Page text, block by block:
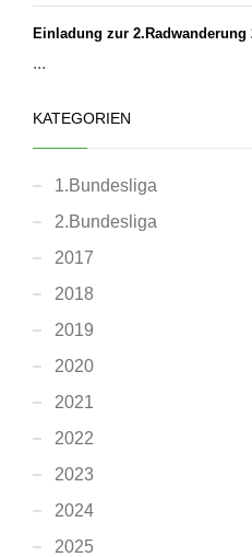
Einladung zur 2.Radwanderung
...
KATEGORIEN
1.Bundesliga
2.Bundesliga
2017
2018
2019
2020
2021
2022
2023
2024
2025